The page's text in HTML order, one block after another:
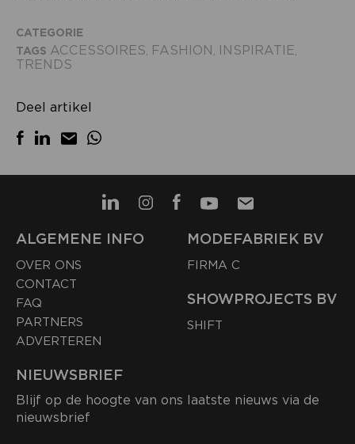
CATEGORIE
TAGS ACCESSOIRES FASHION INSPIRATIE
TRENDS
Deel artikel
ALGEMENE INFO
OVER ONS
CONTACT
FAQ
PARTNERS
ADVERTEREN
MODEFABRIEK BV
FIRMA C
SHOWPROJECTS BV
SHIFT
NIEUWSBRIEF
Blijf op de hoogte van ons laatste nieuws via de
nieuwsbrief